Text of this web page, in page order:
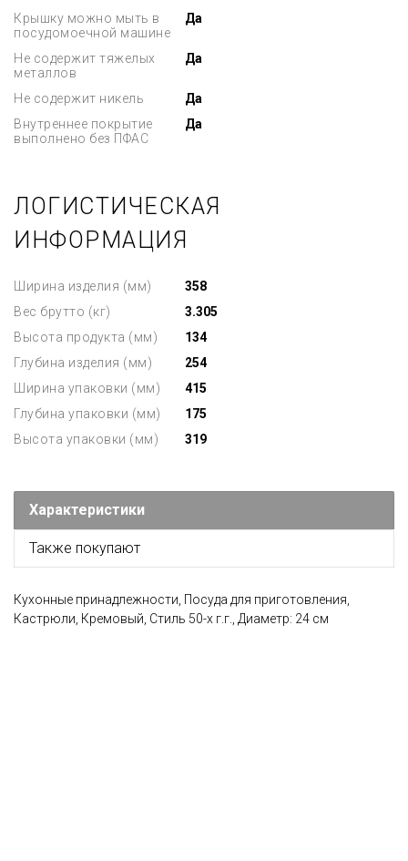
Крышку можно мыть в
посудомоечной машине
Да
Не содержит тяжелых
металлов
Да
Не содержит никель
Да
Внутреннее покрытие
выполнено без ПФАС
Да
ЛОГИСТИЧЕСКАЯ
ИНФОРМАЦИЯ
Ширина изделия (мм)
358
Вес брутто (кг)
3.305
Высота продукта (мм)
134
Глубина изделия (мм)
254
Ширина упаковки (мм)
415
Глубина упаковки (мм)
175
Высота упаковки (мм)
319
Характеристики
Также покупают
Кухонные принадлежности, Посуда для приготовления,
Кастрюли, Кремовый, Стиль 50-х г.г., Диаметр: 24 см